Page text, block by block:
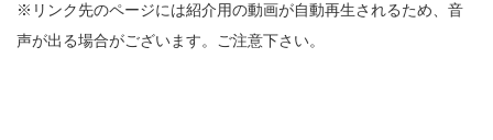
※リンク先のページには紹介用の動画が自動再生されるため、音
声が出る場合がございます。ご注意下さい。